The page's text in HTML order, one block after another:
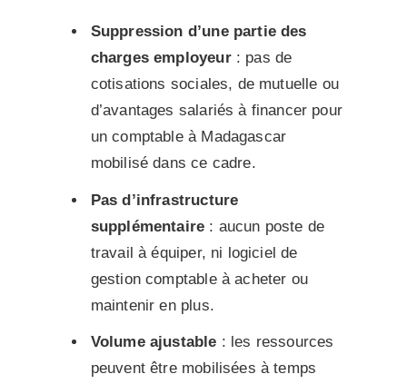
Suppression d’une partie des
charges employeur: pas de
cotisations sociales, de mutuelle ou
d’avantages salariés à financer pour
un comptable à Madagascar
mobilisé dans ce cadre.
Pas d’infrastructure
supplémentaire : aucun poste de
travail à équiper, ni logiciel de
gestion comptable à acheter ou
maintenir en plus.
Volume ajustable : les ressources
peuvent être mobilisées à temps